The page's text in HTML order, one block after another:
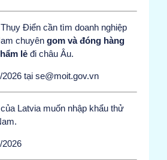
Điển cần tìm doanh nghiệp
chuyên gom và đóng hàng
lẻ đi châu Âu.
tại se@moit.gov.vn
Latvia muốn nhập khẩu thử
2026